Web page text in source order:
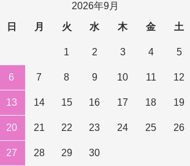
2026年9月
日
月 火 水 木 金 土
1 2 3 4 5
6 7 8 9 10 11 12
13 14 15 16 17 18 19
20 21 22 23 24 25 26
27 28 29 30